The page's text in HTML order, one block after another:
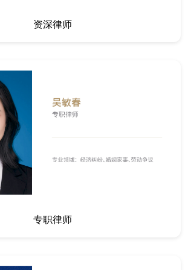
资深律师
专职律师